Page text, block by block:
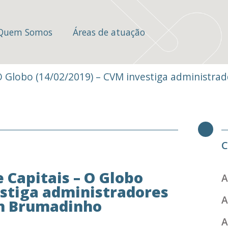
Somos Áreas de atuação
Globo (14/02/2019) – CVM investiga
– O Globo
administradores
Brumadinho